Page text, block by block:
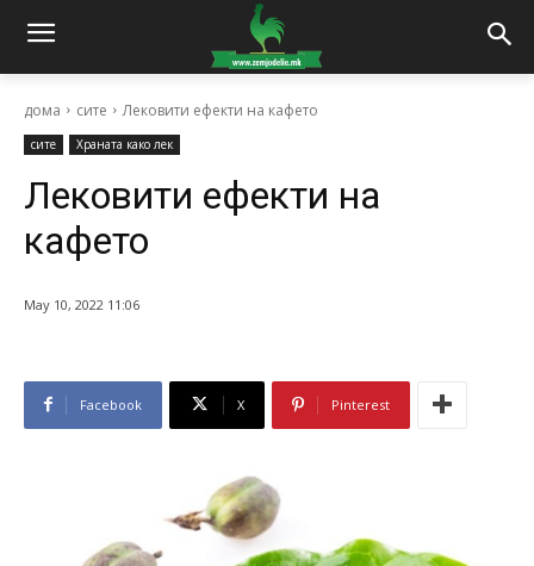
дома сите Лековити ефекти на кафето
сите Храната како лек
Лековити ефекти на
кафето
May 10, 2022 11:06
Facebook X Pinterest